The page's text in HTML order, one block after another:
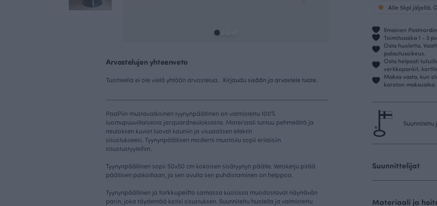
Arvostelujen yhteenveto
Tuotteella ei ole vielä yhtään arvostelua. Kirjaudu sisään ja arvostele tuote.
PaaPiin mustavalkoinen tyynynpäällinen on valmistettu 100%
luomupuuvillaisesta jacquardneuloksesta. Materiaali tuntuu pehmeältä ja
neuloksen kuviot luovat kauniin ja visuaalisen efektin
sisustukseesi. Tyynynpäällisen moderni muotoilu sopii erilaisiin
sisustustyyleihin.
Tyynynpäällinen sopii 50x50 cm kokoisen sisätyynyn päälle. Vetoketju pitää
päällisen paikoillaan, ja sen avulla sen puhdistaminen on helppoa.
Tyynynpäällinen ja torkkupeitto samassa kuosissa muodostavat näyttävän
parin, joka täydentää kotisi sisustuksen. Suunniteltu huolella ja valmistettu
Alle 5kpl jäljellä.
Ilmainen
Toimitusaika 1 - 3 pv
Osta huoletta.
palautusoikeus.
Osta helposti
verkkopankit,
Maksa vasta, kun
koroton maksuaika.
Suunniteltu
Suunnittelijat
Materiaali ja